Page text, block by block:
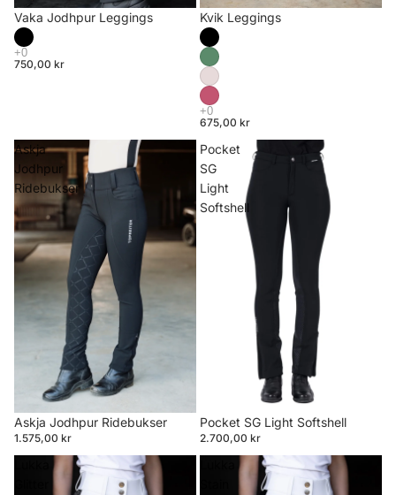
Vaka Jodhpur Leggings
750,00 kr
Kvik Leggings
675,00 kr
Askja
Jodhpur
Ridebukser
Askja Jodhpur Ridebukser
1.575,00 kr
Pocket
SG
Light
Softshell
Pocket SG Light Softshell
2.700,00 kr